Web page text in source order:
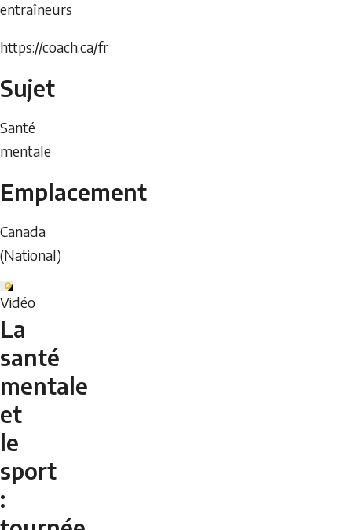
entraîneurs
https://coach.ca/fr
Sujet
Santé
mentale
Emplacement
Canada
(National)
Vidéo
La
santé
mentale
et
le
sport
: